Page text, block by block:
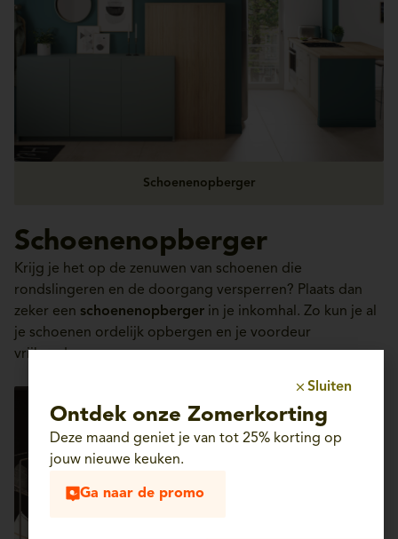
Schoenenopberger
Schoenenopberger
Krijg je het op de zenuwen van schoenen die
rondslingeren en de doorgang versperren? Plaats dan
zeker een schoenenopberger in je inkomhal. Zo kun je al
je schoenen ordelijk opbergen en je voordeur
vrijhouden.
Sluiten
Ontdek onze Zomerkorting
Deze maand geniet je van tot 25% korting op
jouw nieuwe keuken.
Ga naar de promo